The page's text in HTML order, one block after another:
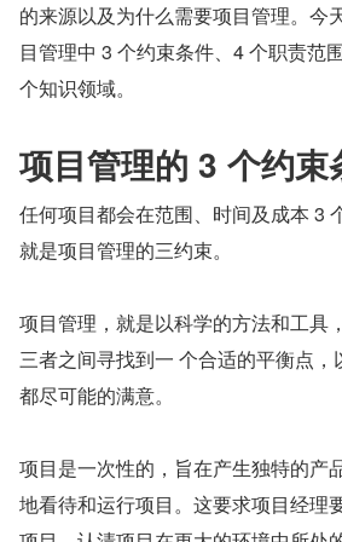
的来源以及为什么需要项目管理。今
目管理中 3 个约束条件、4 个职责范
个知识领域。
项目管理的 3 个约束
任何项目都会在范围、时间及成本 3
就是项目管理的三约束。
项目管理，就是以科学的方法和工具
三者之间寻找到一 个合适的平衡点，
都尽可能的满意。
项目是一次性的，旨在产生独特的产
地看待和运行项目。这要求项目经理